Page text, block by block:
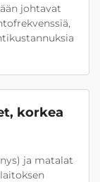
johtavat
korkea
ja matalat